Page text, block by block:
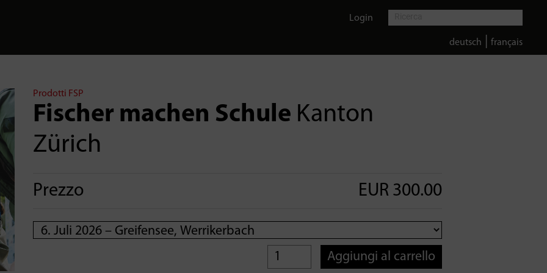
Login
deutsch français
Prodotti FSP
Fischer machen Schule Kanton
Zürich
Prezzo EUR 300.00
Aggiungi al carrello